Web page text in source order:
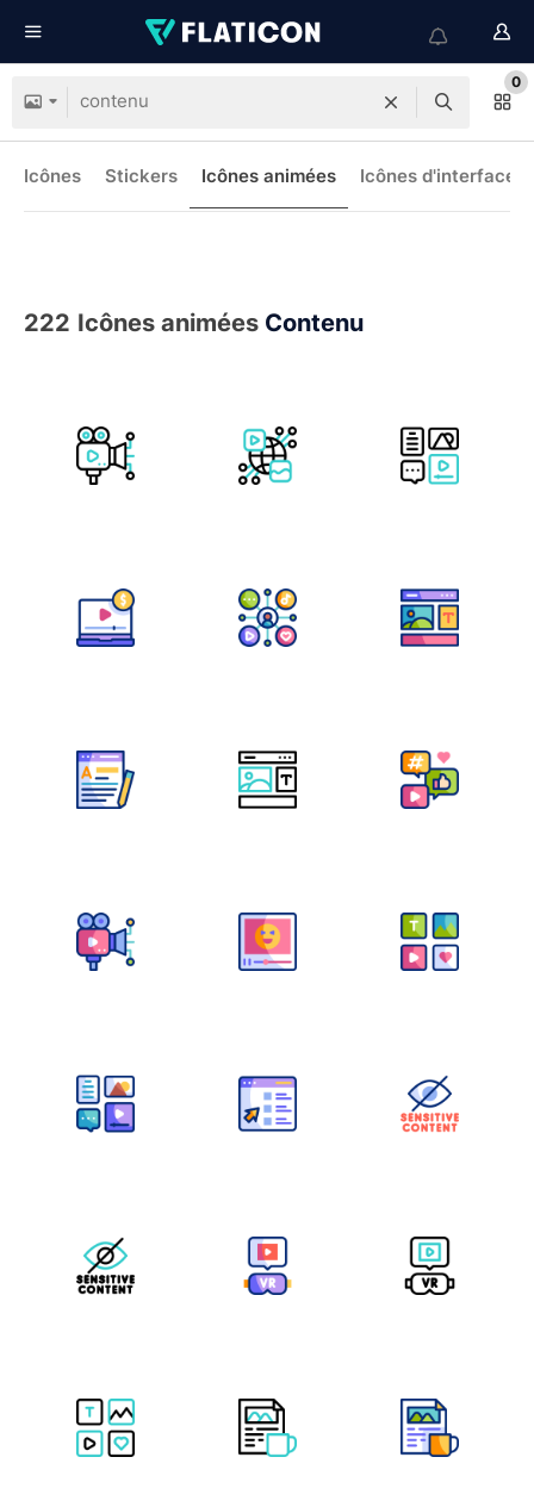
0
Icônes Stickers Icônes animées Icônes d'interface
222 Icônes animées Contenu